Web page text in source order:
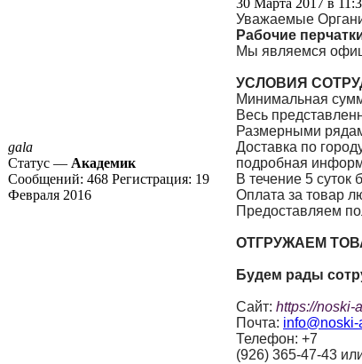
gala
Статус — Академик
Сообщений: 468 Регистрация: 19
Февраля 2016
30 Марта 2017 в
Уважаемые
Рабочие
Мы являемся
УСЛОВИЯ
Минимальная
Весь
Размерными
Доставка по
подробная
В течение 5
Оплата за товар
Предоставляем
ОТГРУЖАЕМ
Будем рады
Сайт: https://noski-
Почта: info@noski-
Телефон: +7
(926) 365-47-43